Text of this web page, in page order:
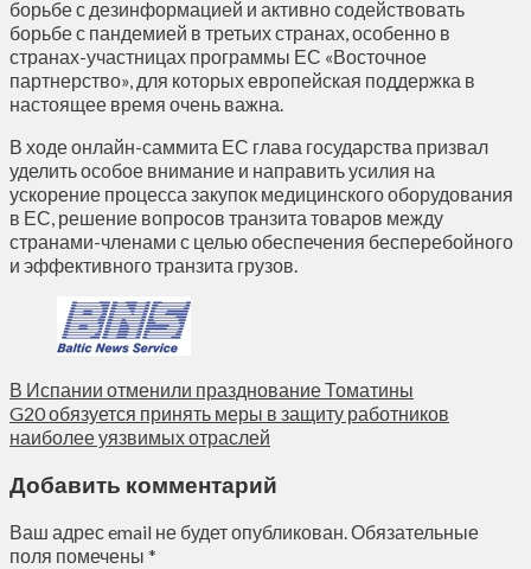
борьбе с дезинформацией и активно содействовать
борьбе с пандемией в третьих странах, особенно в
странах-участницах программы ЕС «Восточное
партнерство», для которых европейская поддержка в
настоящее время очень важна.
В ходе онлайн-саммита ЕС глава государства призвал
уделить особое внимание и направить усилия на
ускорение процесса закупок медицинского оборудования
в ЕС, решение вопросов транзита товаров между
странами-членами с целью обеспечения бесперебойного
и эффективного транзита грузов.
В Испании отменили празднование Томатины
G20 обязуется принять меры в защиту работников
наиболее уязвимых отраслей
Добавить комментарий
Ваш адрес email не будет опубликован.Обязательные
поля помечены *